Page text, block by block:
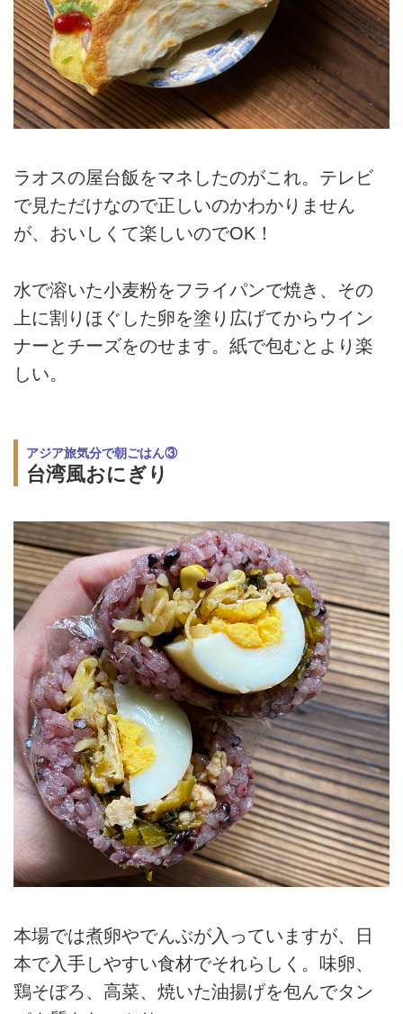
ラオスの屋台飯をマネしたのがこれ。テレビ
で見ただけなので正しいのかわかりません
が、おいしくて楽しいのでOK！
水で溶いた小麦粉をフライパンで焼き、その
上に割りほぐした卵を塗り広げてからウイン
ナーとチーズをのせます。紙で包むとより楽
しい。
アジア旅気分で朝ごはん③
台湾風おにぎり
本場では煮卵やでんぶが入っていますが、日
本で入手しやすい食材でそれらしく。味卵、
鶏そぼろ、高菜、焼いた油揚げを包んでタン